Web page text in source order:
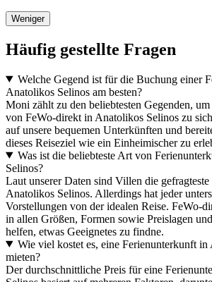
Weniger
Häufig gestellte Fragen
Welche Gegend ist für die Buchung einer
Anatolikos Selinos am besten?
Moni zählt zu den beliebtesten Gegenden,
von FeWo-direkt in Anatolikos Selinos zu
auf unsere bequemen Unterkünften und
dieses Reiseziel wie ein Einheimischer zu
Was ist die beliebteste Art von
Selinos?
Laut unserer Daten sind Villen die
Anatolikos Selinos. Allerdings hat jeder
Vorstellungen von der idealen Reise. FeWo-
in allen Größen, Formen sowie Preislagen
helfen, etwas Geeignetes zu findne.
Wie viel kostet es, eine Ferienunterkunft
mieten?
Der durchschnittliche Preis für eine